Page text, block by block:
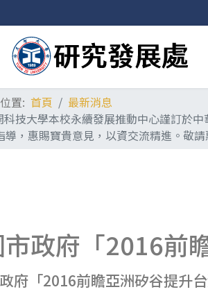
置: 首頁
最新消息
科技大學本校永續發展推動中心謹訂於
導，惠賜寶貴意見，以資交流精進。敬
政府「2016前
府「2016前瞻亞洲矽谷提升